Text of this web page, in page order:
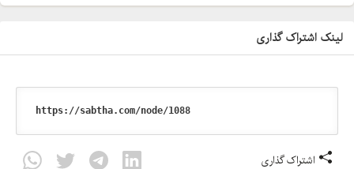
لینک اشتراک گذاری
اشتراک گذاری